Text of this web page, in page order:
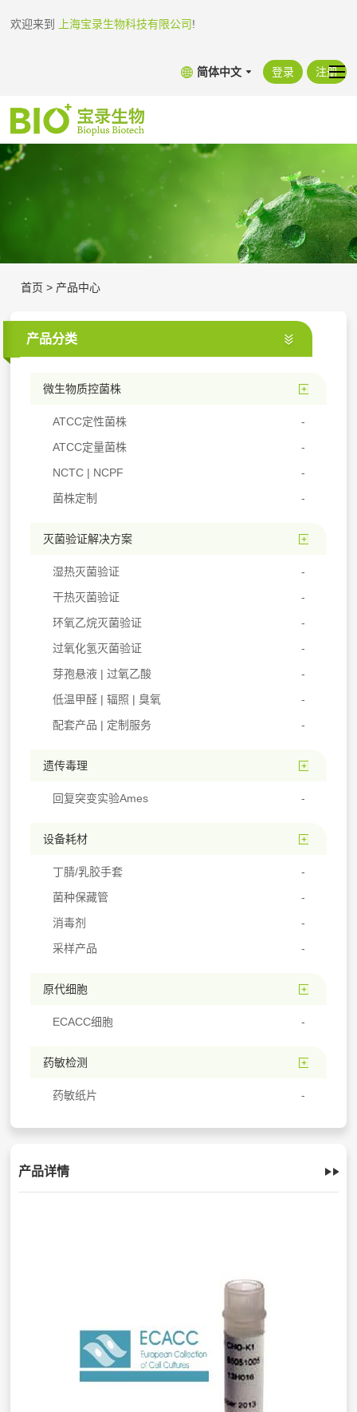
欢迎来到 上海宝录生物科技有限公司!
简体中文 登录 注册
首页 > 产品中心
产品分类
微生物质控菌株
ATCC定性菌株
ATCC定量菌株
NCTC | NCPF
菌株定制
灭菌验证解决方案
湿热灭菌验证
干热灭菌验证
环氧乙烷灭菌验证
过氧化氢灭菌验证
芽孢悬液 | 过氧乙酸
低温甲醛 | 辐照 | 臭氧
配套产品 | 定制服务
遗传毒理
回复突变实验Ames
设备耗材
丁腈/乳胶手套
菌种保藏管
消毒剂
采样产品
原代细胞
ECACC细胞
药敏检测
药敏纸片
产品详情